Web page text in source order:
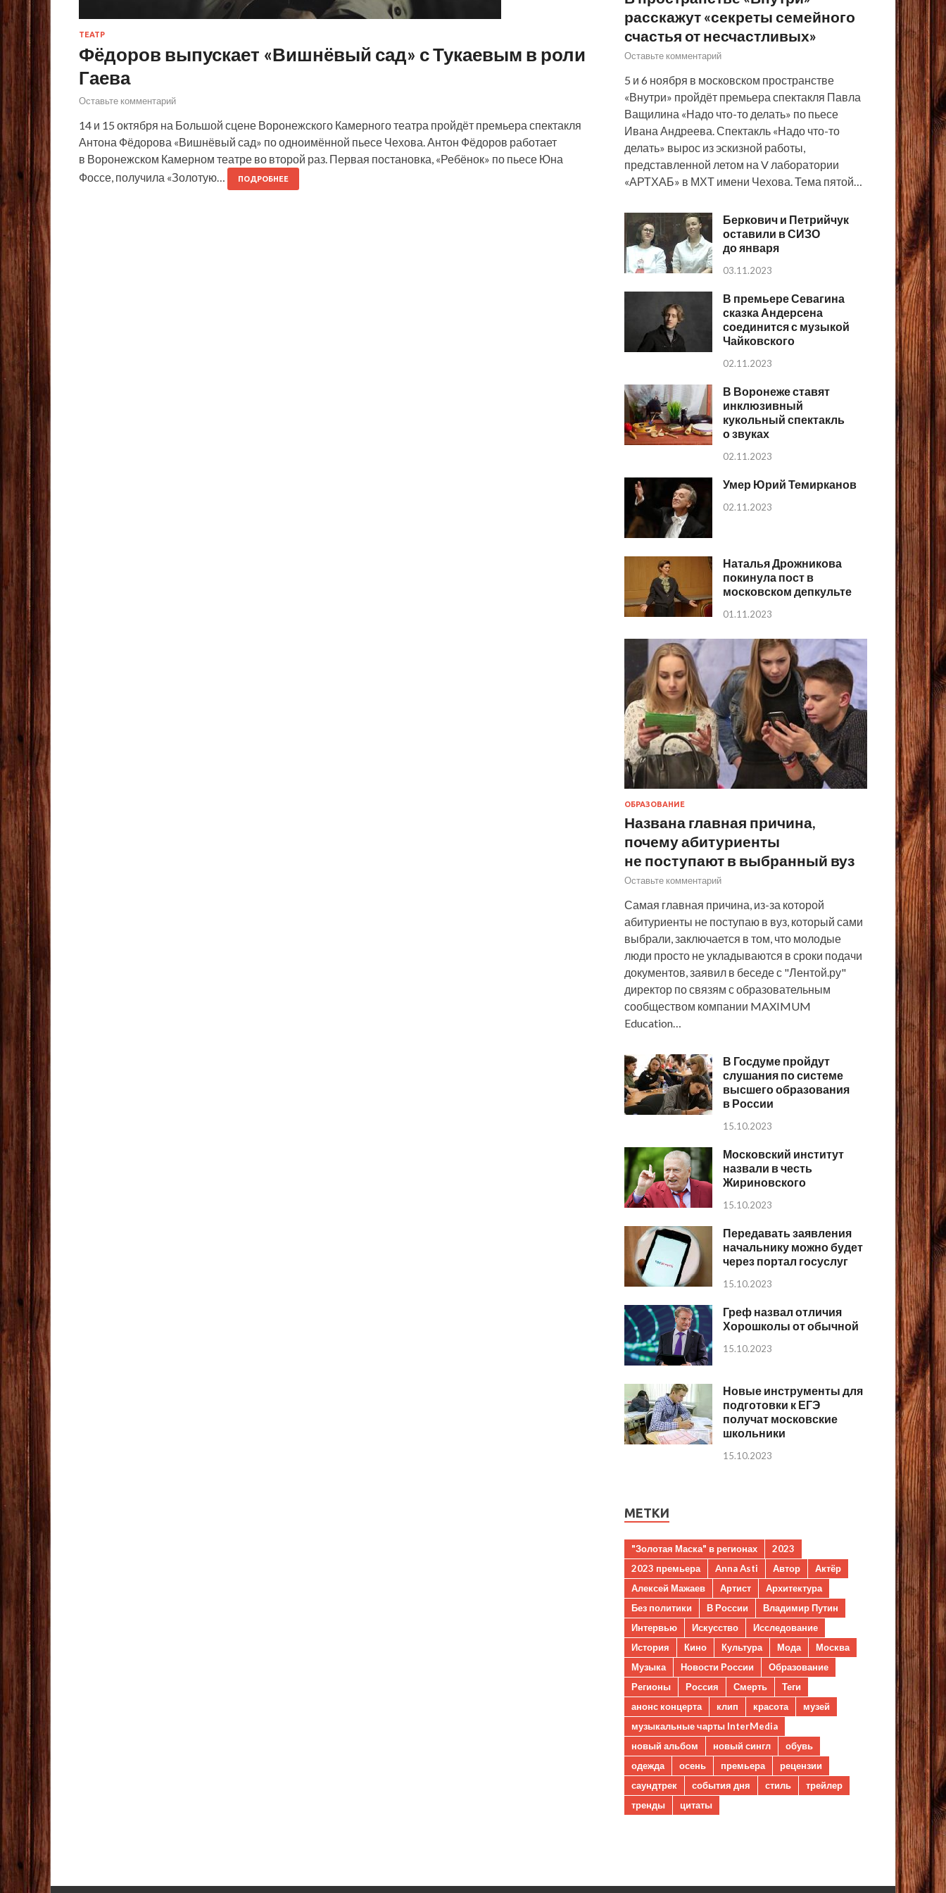
ТЕАТР
Фёдоров выпускает «Вишнёвый сад» с Тукаевым в роли
Гаева
Оставьте комментарий
14 и 15 октября на Большой сцене Воронежского Камерного театра пройдёт премьера спектакля
Антона Фёдорова «Вишнёвый сад» по одноимённой пьесе Чехова. Антон Фёдоров работает
в Воронежском Камерном театре во второй раз. Первая постановка, «Ребёнок» по пьесе Юна
Фоссе, получила «Золотую…
ПОДРОБНЕЕ
расскажут «секреты семейного
счастья от несчастливых»
Оставьте комментарий
5 и 6 ноября в московском пространстве
«Внутри» пройдёт премьера спектакля Павла
Ващилина «Надо что-то делать» по пьесе
Ивана Андреева. Спектакль «Надо что-то
делать» вырос из эскизной работы,
представленной летом на V лаборатории
«АРТХАБ» в МХТ имени Чехова. Тема пятой…
Беркович и Петрийчук
оставили в СИЗО
до января
03.11.2023
В премьере Севагина
сказка Андерсена
соединится с музыкой
Чайковского
02.11.2023
В Воронеже ставят
инклюзивный
кукольный спектакль
о звуках
02.11.2023
Умер Юрий Темирканов
02.11.2023
Наталья Дрожникова
покинула пост в
московском депкульте
01.11.2023
ОБРАЗОВАНИЕ
Названа главная причина,
почему абитуриенты
не поступают в выбранный вуз
Оставьте комментарий
Самая главная причина, из-за которой
абитуриенты не поступаю в вуз, который сами
выбрали, заключается в том, что молодые
люди просто не укладываются в сроки подачи
документов, заявил в беседе с "Лентой.ру"
директор по связям с образовательным
сообществом компании MAXIMUM
Education…
В Госдуме пройдут
слушания по системе
высшего образования
в России
15.10.2023
Московский институт
назвали в честь
Жириновского
15.10.2023
Передавать заявления
начальнику можно будет
через портал госуслуг
15.10.2023
Греф назвал отличия
Хорошколы от обычной
15.10.2023
Новые инструменты для
подготовки к ЕГЭ
получат московские
школьники
15.10.2023
МЕТКИ
"Золотая Маска" в регионах
2023
2023 премьера
Anna Asti Автор
Актёр
Алексей Мажаев
Артист
Архитектура
Без политики
В России
Владимир Путин
Интервью
Искусство
Исследование
История
Кино Культура Мода
Москва
Музыка
Новости России
Образование
Регионы
Россия Смерть
Теги
анонс концерта
клип красота
музей
музыкальные чарты InterMedia
новый альбом
новый сингл
обувь
одежда
осень премьера
рецензии
саундтрек
события дня стиль
трейлер
тренды
цитаты